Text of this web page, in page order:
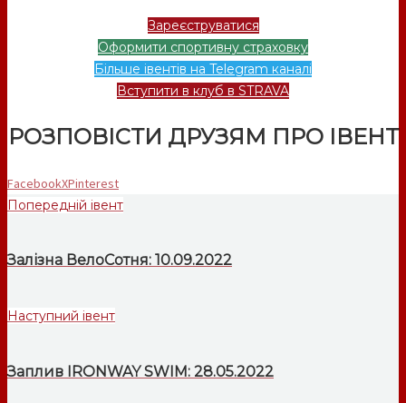
Зареєструватися
Оформити спортивну страховку
Більше івентів на Telegram каналі
Вступити в клуб в STRAVA
РОЗПОВІСТИ ДРУЗЯМ ПРО ІВЕНТ
FacebookXPinterest
Попередній івент
Залізна ВелоСотня: 10.09.2022
Наступний івент
Заплив IRONWAY SWIM: 28.05.2022